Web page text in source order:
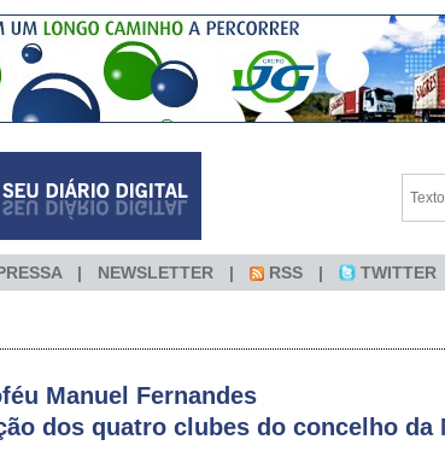
NEWSLETTER RSS TWITTER
Manuel Fernandes
dos quatro clubes do concelho da